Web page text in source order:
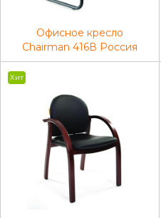
Офисное кресло
Chairman 416В Россия
ЭКО черный матовый
Хит